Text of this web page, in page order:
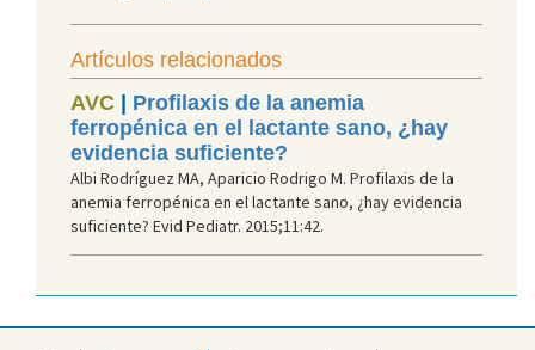
Artículos relacionados
AVC | Profilaxis de la anemia
ferropénica en el lactante sano, ¿hay
evidencia suficiente?
Albi Rodríguez MA, Aparicio Rodrigo M. Profilaxis de la
anemia ferropénica en el lactante sano, ¿hay evidencia
suficiente? Evid Pediatr. 2015;11:42.